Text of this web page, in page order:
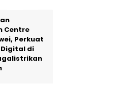
Centre
Perkuat
di